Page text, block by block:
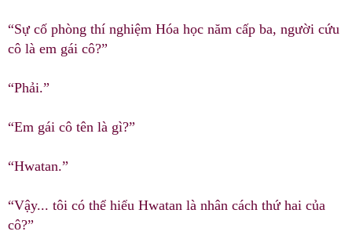
“Sự cố phòng thí nghiệm Hóa học năm cấp ba, người cứu
cô là em gái cô?”
“Phải.”
“Em gái cô tên là gì?”
“Hwatan.”
“Vậy... tôi có thể hiểu Hwatan là nhân cách thứ hai của
cô?”